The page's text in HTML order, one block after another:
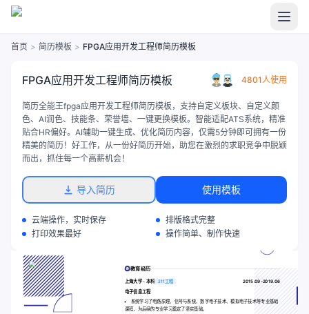
首页 > 简历模板 > FPGA应用开发工程师简历模板
FPGA应用开发工程师简历模板 4801人使用
简历全能王fpga应用开发工程师简历模板，支持自定义板块、自定义颜
色、AI润色、技能条、荣誉墙、一键更换模板。智能适配ATS系统，精准
贴合HR偏好。AI辅助一键生成、优化简历内容，仅需5分钟即可拥有一份
精美的简历！好工作，从一份好简历开始，助您在激烈的求职竞争中脱颖
而出，抓住每一个高薪机会！
导入简历 使用模板
云端操作，实时保存
排版格式完整
打印效果最好
操作简单、制作快速
教育经历
上海大学 - 本科 211工程
2015.09-2019.06
电子信息工程
系统学习了电路原理、信号与系统、数字电子技术、模拟电子技术等专业基础
课程，为后续的专业学习奠定了坚实基础。